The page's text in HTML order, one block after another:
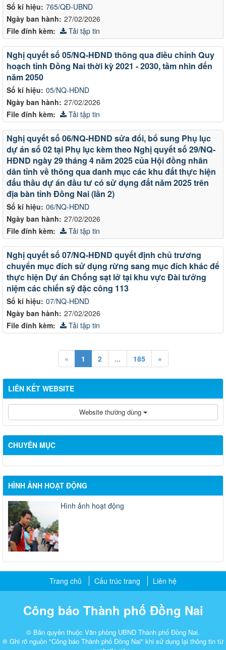
Số kí hiệu: 765/QĐ-UBND
Ngày ban hành: 27/02/2026
File đính kèm: Tải tập tin
Số kí hiệu: 05/NQ-HĐND
Ngày ban hành: 27/02/2026
Nghị quyết số 05/NQ-HĐND thông qua điều chỉnh Quy
hoạch tỉnh Đồng Nai thời kỳ 2021 - 2030, tầm nhìn đến
năm 2050
File đính kèm: Tải tập tin
Số kí hiệu: 06/NQ-HĐND
Ngày ban hành: 27/02/2026
Nghị quyết số 06/NQ-HĐND sửa đổi, bổ sung Phụ lục
dự án số 02 tại Phụ lục kèm theo Nghị quyết số 29/NQ-
HĐND ngày 29 tháng 4 năm 2025 của Hội đồng nhân
dân tỉnh về thông qua danh mục các khu đất thực hiện
đấu thầu dự án đầu tư có sử dụng đất năm 2025 trên
địa bàn tỉnh Đồng Nai (lần 2)
File đính kèm: Tải tập tin
Số kí hiệu: 07/NQ-HĐND
Ngày ban hành: 27/02/2026
Nghị quyết số 07/NQ-HĐND quyết định chủ trương
chuyển mục đích sử dụng rừng sang mục đích khác để
thực hiện Dự án Chống sạt lở tại khu vực Đài tưởng
niệm các chiến sỹ đặc công 113
File đính kèm: Tải tập tin
« 1 2 ... 185 »
LIÊN KẾT WEBSITE
Website thường dùng
CHUYÊN MỤC
HÌNH ẢNH HOẠT ĐỘNG
Hình ảnh hoạt động
Trang chủ Cấu trúc trang Liên hệ
Công báo Thành phố Đồng Nai
© Bản quyền thuộc Văn phòng UBND Thành phố Đồng Nai.
® Ghi rõ nguồn "Công báo Thành phố Đồng Nai" khi sử dụng lại thông tin từ